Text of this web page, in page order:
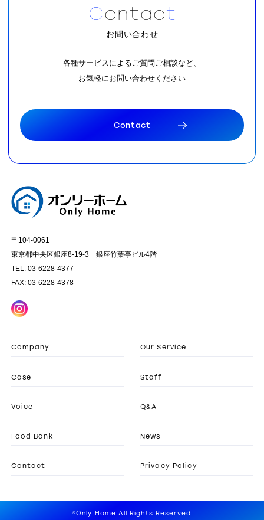
Contact
お問い合わせ
各種サービスによるご質問ご相談など、
お気軽にお問い合わせください
Contact
〒104-0061
東京都中央区銀座8-19-3 銀座竹葉亭ビル4階
TEL: 03-6228-4377
FAX: 03-6228-4378
Company Our Service
Case Staff
Voice Q&A
Food Bank News
Contact Privacy Policy
©Only Home All Rights Reserved.